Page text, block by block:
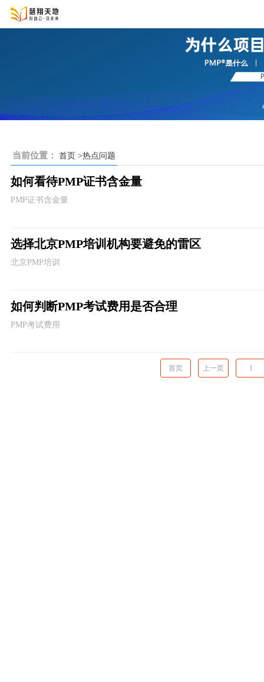
当前位置： 首页 >热点问题
如何看待PMP证书含金量
PMP证书含金量
选择北京PMP培训机构要避免的雷区
北京PMP培训
如何判断PMP考试费用是否合理
PMP考试费用
首页 上一页 1